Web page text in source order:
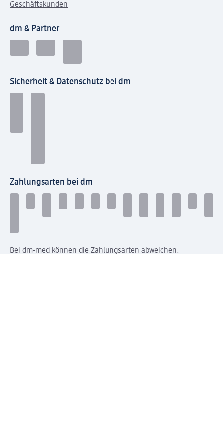
Geschäftskunden
dm & Partner
Sicherheit & Datenschutz bei dm
Zahlungsarten bei dm
Bei dm-med können die Zahlungsarten abweichen.